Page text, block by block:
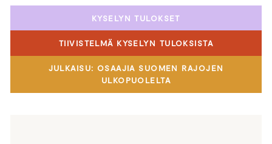
KYSELYN TULOKSET
TIIVISTELMÄ KYSELYN TULOKSISTA
JULKAISU: OSAAJIA SUOMEN RAJOJEN
ULKOPUOLELTA